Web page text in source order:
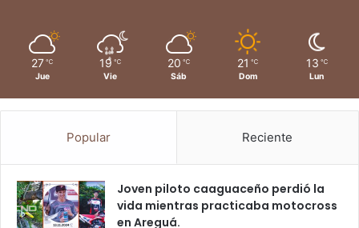
27 ℃
Jue
19 ℃
Vie
20 ℃
Sáb
21 ℃
Dom
13 ℃
Lun
Popular Reciente
Joven piloto caaguaceño perdió la
vida mientras practicaba motocross
en Areguá.